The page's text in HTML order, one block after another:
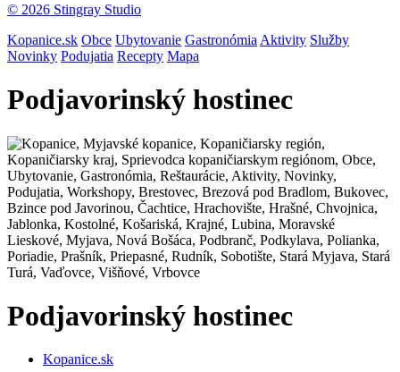
© 2026 Stingray Studio
Kopanice.sk Obce Ubytovanie Gastronómia Aktivity Služby
Novinky Podujatia Recepty Mapa
Podjavorinský hostinec
Podjavorinský hostinec
Kopanice.sk